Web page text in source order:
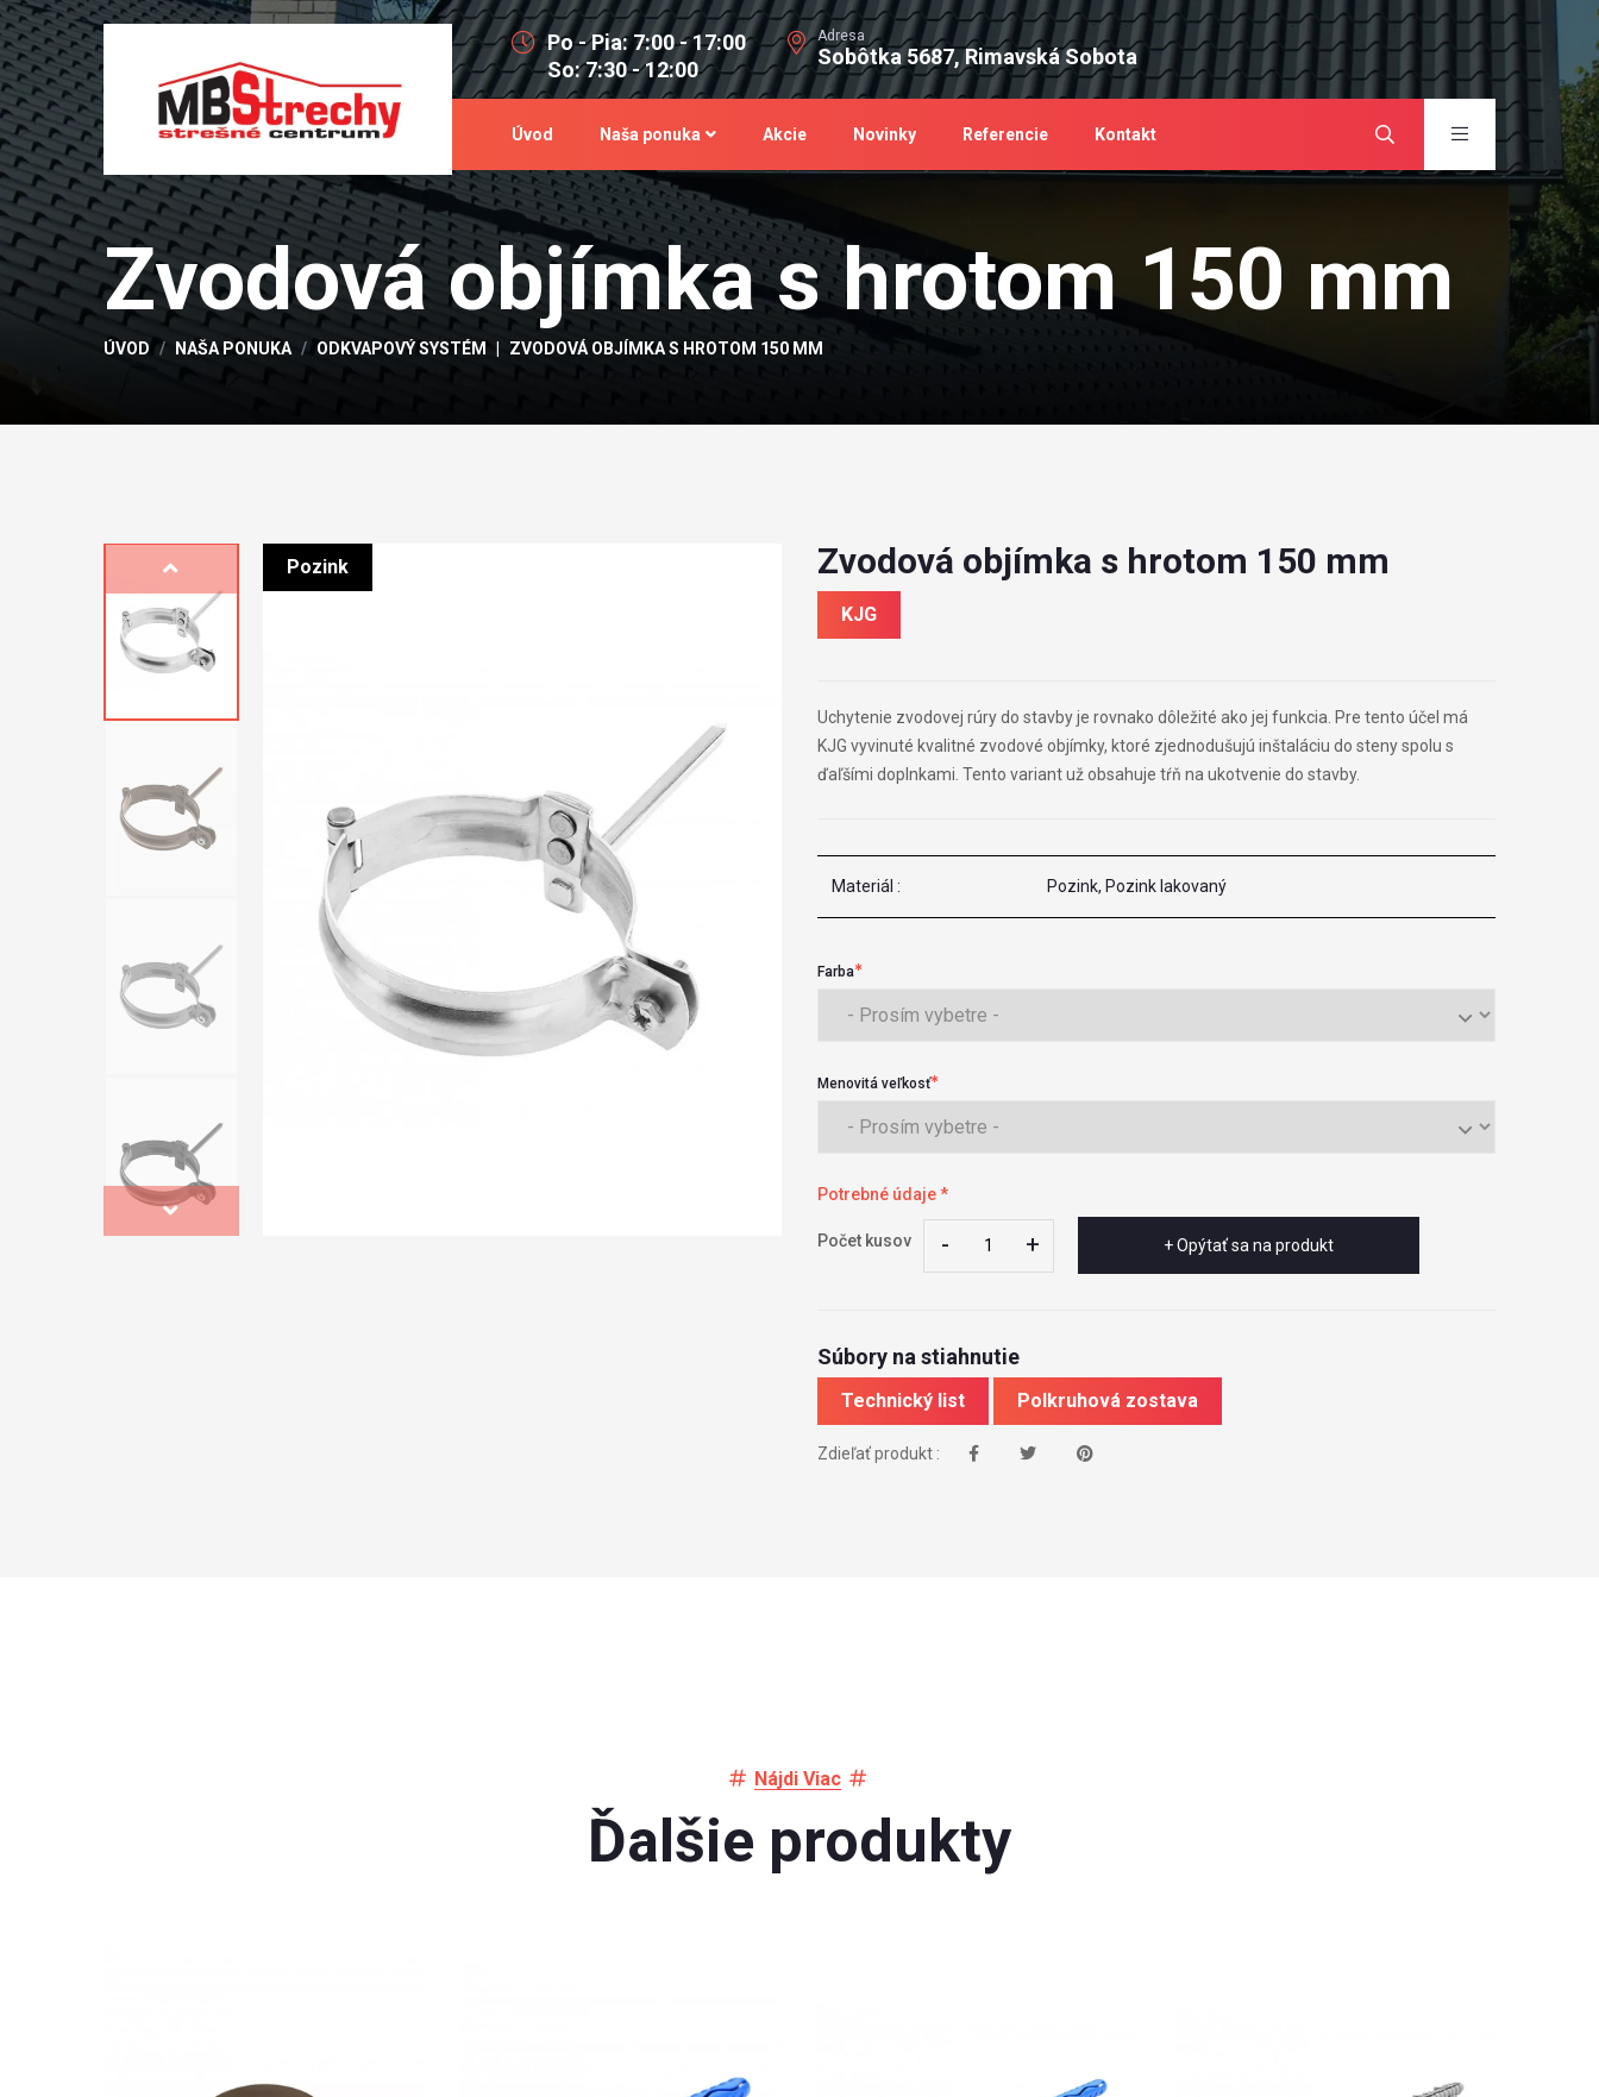
Po - Pia: 7:00 - 17:00
So: 7:30 - 12:00
Adresa
Sobôtka 5687, Rimavská Sobota
Úvod Naša ponuka Akcie Novinky Referencie Kontakt
Zvodová objímka s hrotom 150 mm
ÚVOD NAŠA PONUKA ODKVAPOVÝ SYSTÉM ZVODOVÁ OBJÍMKA S HROTOM 150 MM
Pozink Zvodová objímka s hrotom 150 mm
KJG
Uchytenie zvodovej rúry do stavby je rovnako dôležité ako jej funkcia. Pre tento účel má
KJG vyvinuté kvalitné zvodové objímky, ktoré zjednodušujú inštaláciu do steny spolu s
ďaľšími doplnkami. Tento variant už obsahuje tŕň na ukotvenie do stavby.
Materiál : Pozink, Pozink lakovaný
Farba
Menovitá veľkosť
Potrebné údaje *
Počet kusov - +
- + + Opýtať sa na produkt
Súbory na stiahnutie
Technický list Polkruhová zostava
Zdieľať produkt :
Nájdi Viac
Ďalšie produkty